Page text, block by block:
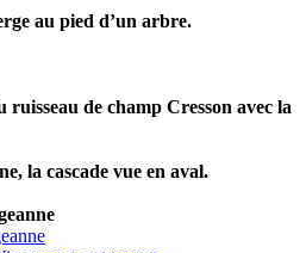
au pied d’un arbre.
ruisseau de champ Cresson avec la
la cascade vue en aval.